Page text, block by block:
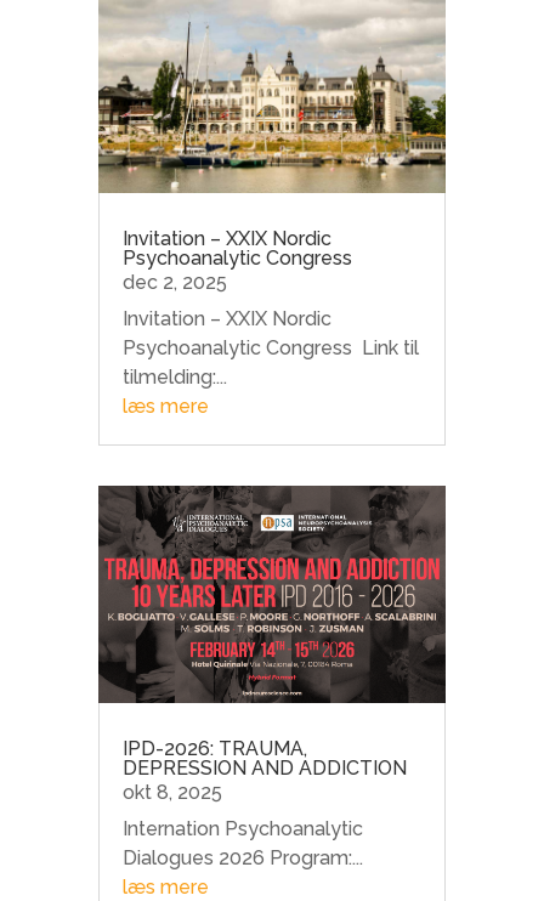
Invitation – XXIX Nordic
Psychoanalytic Congress
dec 2, 2025
Invitation – XXIX Nordic
Psychoanalytic Congress Link til
tilmelding:...
læs mere
IPD-2026: TRAUMA,
DEPRESSION AND ADDICTION
okt 8, 2025
Internation Psychoanalytic
Dialogues 2026 Program:...
læs mere